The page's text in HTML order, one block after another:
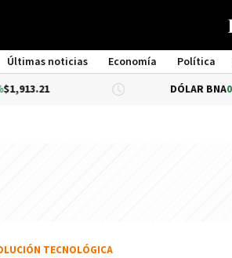
Últimas noticias Economía Política
DÓLAR BNA0.34%
TECNOLÓGICA